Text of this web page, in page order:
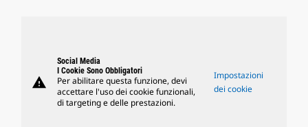
warning
Social Media
I Cookie Sono Obbligatori
Per abilitare questa funzione, devi
accettare l'uso dei cookie funzionali,
di targeting e delle prestazioni.
Impostazioni
dei cookie